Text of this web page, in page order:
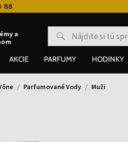
88 systém
a
AKCIE PARFUMY HODINKY
Parfumované Vody Muži